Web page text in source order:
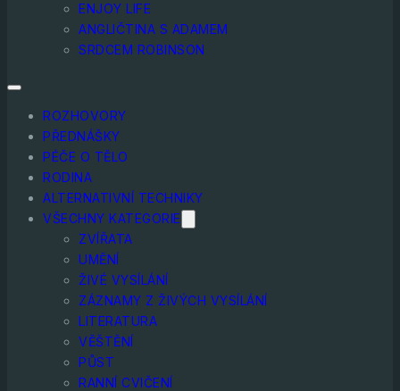
ENJOY LIFE
ANGLIČTINA S ADAMEM
SRDCEM ROBINSON
ROZHOVORY
PŘEDNÁŠKY
PÉČE O TĚLO
RODINA
ALTERNATIVNÍ TECHNIKY
VŠECHNY KATEGORIE
ZVÍŘATA
UMĚNÍ
ŽIVÉ VYSÍLÁNÍ
ZÁZNAMY Z ŽIVÝCH VYSÍLÁNÍ
LITERATURA
VĚŠTĚNÍ
PŮST
RANNÍ CVIČENÍ